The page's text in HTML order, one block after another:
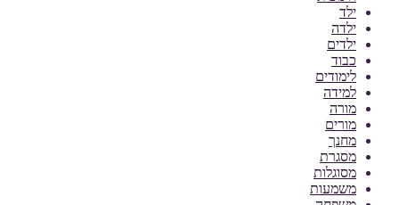
ילד
ילדה
ילדים
כבוד
לימודים
למידה
מורה
מורים
מחנך
מסגרת
מסוגלות
משמעות